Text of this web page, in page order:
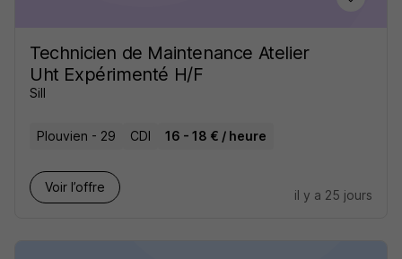
Technicien de Maintenance Atelier
Uht Expérimenté H/F
Sill
Plouvien - 29 CDI 16 - 18 € / heure
Voir l’offre
il y a 25 jours